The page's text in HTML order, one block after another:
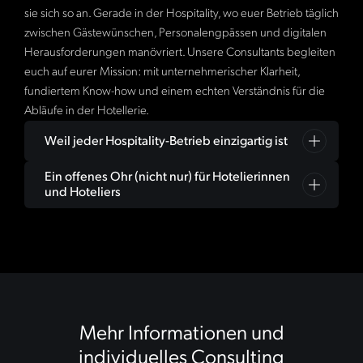
sie sich so an. Gerade in der Hospitality, wo euer Betrieb täglich
zwischen Gästewünschen, Personalengpässen und digitalen
Herausforderungen manövriert. Unsere Consultants begleiten
euch auf eurer Mission: mit unternehmerischer Klarheit,
fundiertem Know-how und einem echten Verständnis für die
Abläufe in der Hotellerie.
Weil jeder Hospitality-Betrieb einzigartig ist
Was wir unter Hotelberatung verstehen? Kein
Coaching von der Stange, sondern Consulting, das
Wir versetzen uns in euch hinein, analysieren die Ist-
Situation und finden heraus, wo die Reise hingeht.
Ein offenes Ohr (nicht nur) für Hotelierinnen
und Hoteliers
bleiben wir an eurer Seite, immer mit einem Blick fürs
Mehr Informationen und